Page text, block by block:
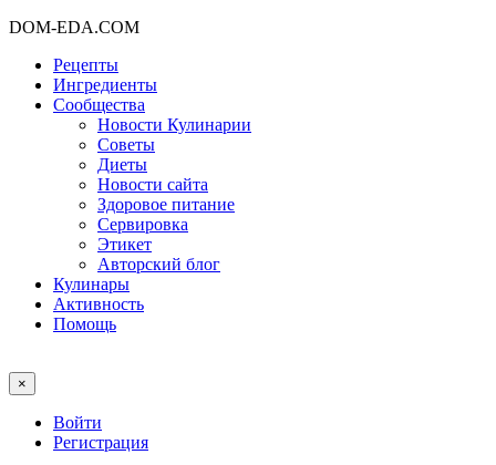
DOM-EDA.COM
Рецепты
Ингредиенты
Сообщества
Новости Кулинарии
Советы
Диеты
Новости сайта
Здоровое питание
Сервировка
Этикет
Авторский блог
Кулинары
Активность
Помощь
×
Войти
Регистрация